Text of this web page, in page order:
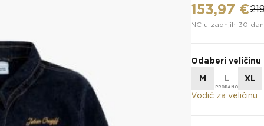
153,97 €
NC u zadnjih 30
Odaberi veličinu
M
L
XL
Vodič za veličinu